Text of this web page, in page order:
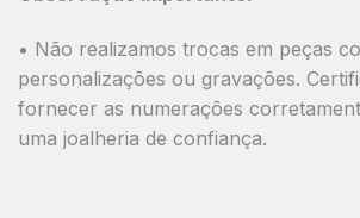
• Não realizamos trocas em peças
personalizações ou gravações.
fornecer as numerações
uma joalheria de confiança.